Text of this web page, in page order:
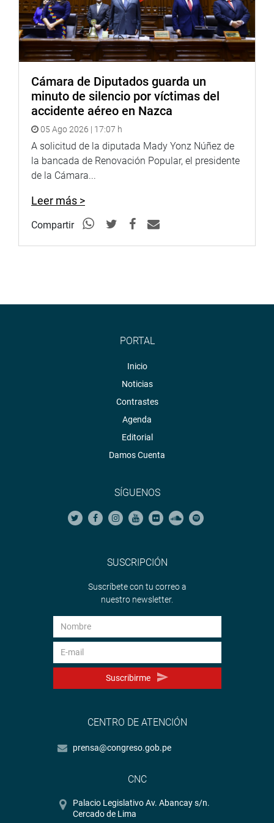
OFICINA DE COMUNICACIONES
Cámara de Diputados guarda un
minuto de silencio por víctimas del
accidente aéreo en Nazca
05 Ago 2026 | 17:07 h
A solicitud de la diputada Mady Yonz Núñez de
la bancada de Renovación Popular, el presidente
de la Cámara...
Leer más >
Compartir
PORTAL
Inicio
Noticias
Contrastes
Agenda
Editorial
Damos Cuenta
SÍGUENOS
SUSCRIPCIÓN
Suscríbete con tu correo a
nuestro newsletter.
Suscribirme
CENTRO DE ATENCIÓN
prensa@congreso.gob.pe
CNC
Palacio Legislativo Av. Abancay s/n.
Cercado de Lima